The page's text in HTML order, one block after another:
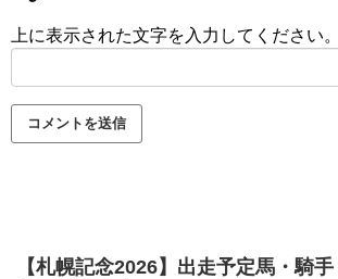
上に表示された文字を入力してください。
【札幌記念2026】出走予定馬・騎